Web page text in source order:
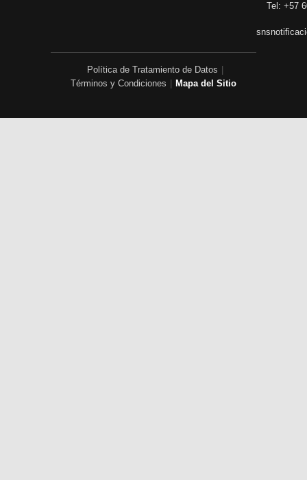
Tel: +57
Política de Tratamiento de Datos
Términos y Condiciones
Mapa del Sitio